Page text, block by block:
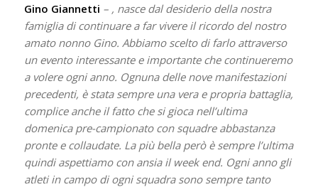
Gino Giannetti – , nasce dal desiderio della nostra
famiglia di continuare a far vivere il ricordo del nostro
amato nonno Gino. Abbiamo scelto di farlo attraverso
un evento interessante e importante che continueremo
a volere ogni anno. Ognuna delle nove manifestazioni
precedenti, è stata sempre una vera e propria battaglia,
complice anche il fatto che si gioca nell’ultima
domenica pre-campionato con squadre abbastanza
pronte e collaudate. La più bella però è sempre l’ultima
quindi aspettiamo con ansia il week end. Ogni anno gli
atleti in campo di ogni squadra sono sempre tanto